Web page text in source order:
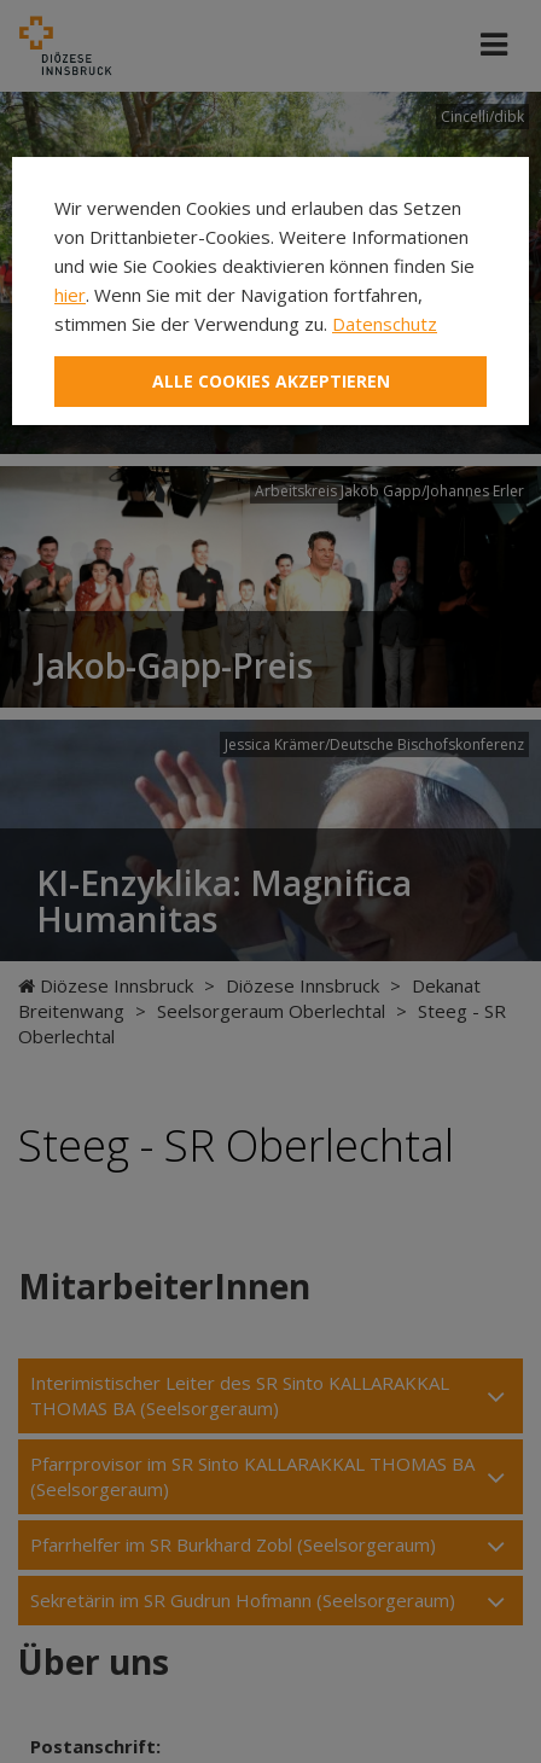
Cincelli/dibk
Neuer Pilgerweg Via
Laudato si’
Arbeitskreis Jakob Gapp/Johannes Erler
Jakob-Gapp-Preis
Jessica Krämer/Deutsche Bischofskonferenz
KI-Enzyklika: Magnifica
Humanitas
Diözese Innsbruck > Diözese Innsbruck > Dekanat
Breitenwang > Seelsorgeraum Oberlechtal > Steeg - SR
Oberlechtal
Steeg - SR Oberlechtal
MitarbeiterInnen
Interimistischer Leiter des SR Sinto KALLARAKKAL
THOMAS BA (Seelsorgeraum)
Pfarrprovisor im SR Sinto KALLARAKKAL THOMAS BA
(Seelsorgeraum)
Pfarrhelfer im SR Burkhard Zobl (Seelsorgeraum)
Sekretärin im SR Gudrun Hofmann (Seelsorgeraum)
Über uns
Postanschrift:
Wir verwenden Cookies und erlauben das Setzen
von Drittanbieter-Cookies. Weitere Informationen
und wie Sie Cookies deaktivieren können finden Sie
hier. Wenn Sie mit der Navigation fortfahren,
stimmen Sie der Verwendung zu. Datenschutz
ALLE COOKIES AKZEPTIEREN